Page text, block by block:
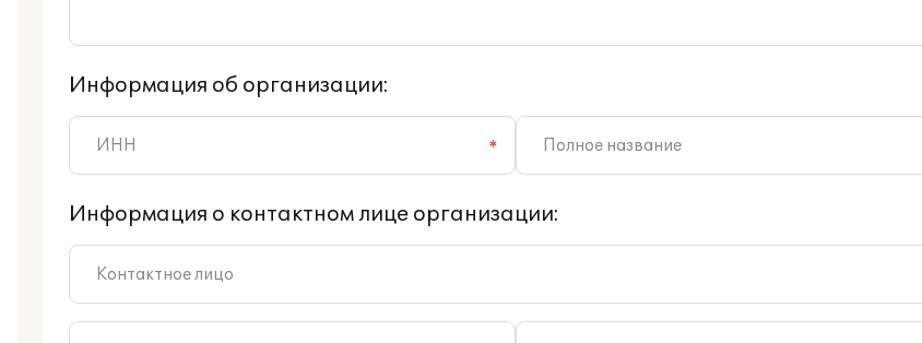
Информация об организации:
*
Информация о контактном лице организации: